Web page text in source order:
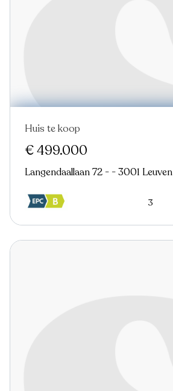
In optie
Huis te koop
€ 499.000
Langendaallaan 72 - - 3001 Leuven
3